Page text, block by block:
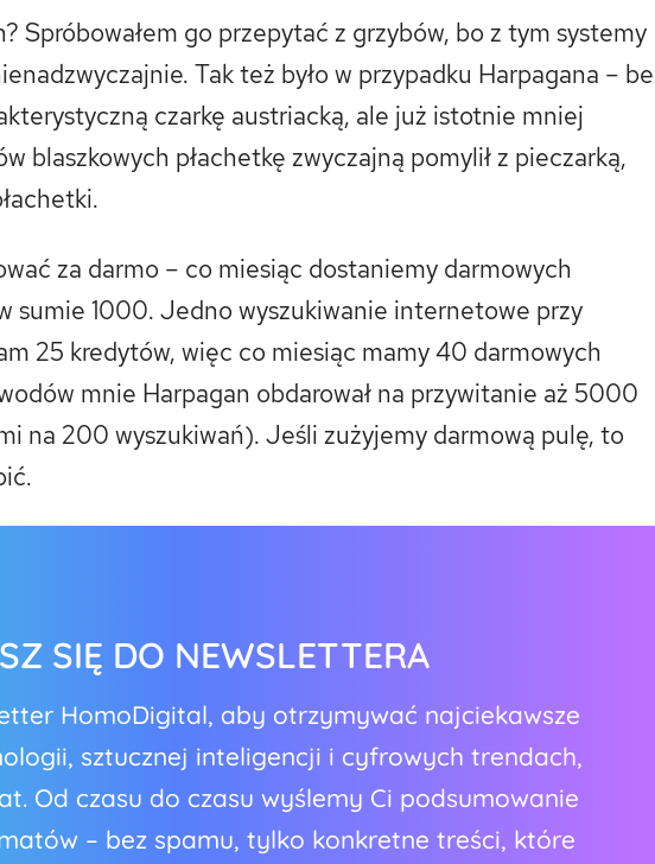
Spróbowałem go przepytać z grzybów, bo z tym systemy
Tak też było w przypadku Harpagana –
czarkę austriacką, ale już istotnie mniej
blaszkowych płachetkę zwyczajną pomylił z pieczarką,
za darmo – co miesiąc dostaniemy darmowych
sumie 1000. Jedno wyszukiwanie internetowe przy
25 kredytów, więc co miesiąc mamy 40 darmowych
mnie Harpagan obdarował na przywitanie aż 5000
na 200 wyszukiwań). Jeśli zużyjemy darmową pulę, to
SIĘ DO NEWSLETTERA
HomoDigital, aby otrzymywać najciekawsze
sztucznej inteligencji i cyfrowych trendach,
Od czasu do czasu wyślemy Ci podsumowanie
– bez spamu, tylko konkretne treści, które